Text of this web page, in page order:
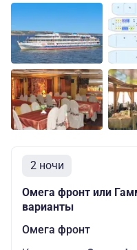
2 ночи
Омега фронт или
варианты
Омега фронт